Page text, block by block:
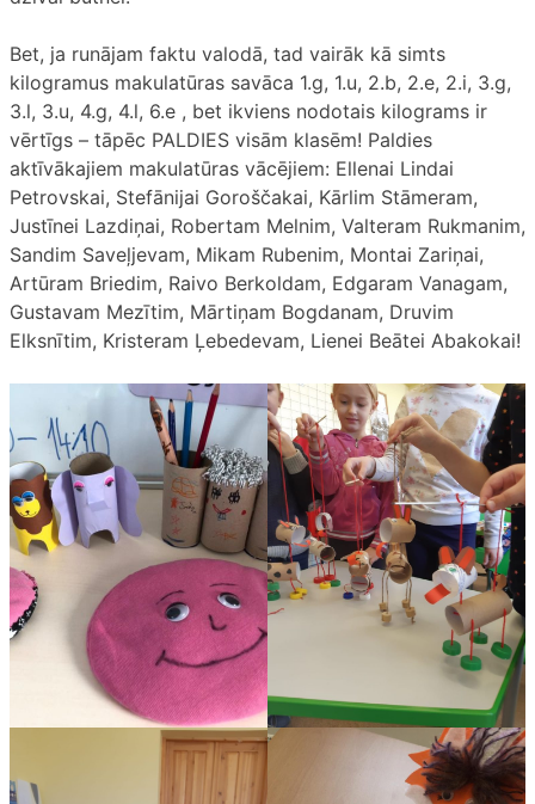
Bet, ja runājam faktu valodā, tad vairāk kā simts
kilogramus makulatūras savāca 1.g, 1.u, 2.b, 2.e, 2.i, 3.g,
3.l, 3.u, 4.g, 4.l, 6.e , bet ikviens nodotais kilograms ir
vērtīgs – tāpēc PALDIES visām klasēm! Paldies
aktīvākajiem makulatūras vācējiem: Ellenai Lindai
Petrovskai, Stefānijai Goroščakai, Kārlim Stāmeram,
Justīnei Lazdiņai, Robertam Melnim, Valteram Rukmanim,
Sandim Saveļjevam, Mikam Rubenim, Montai Zariņai,
Artūram Briedim, Raivo Berkoldam, Edgaram Vanagam,
Gustavam Mezītim, Mārtiņam Bogdanam, Druvim
Elksnītim, Kristeram Ļebedevam, Lienei Beātei Abakokai!